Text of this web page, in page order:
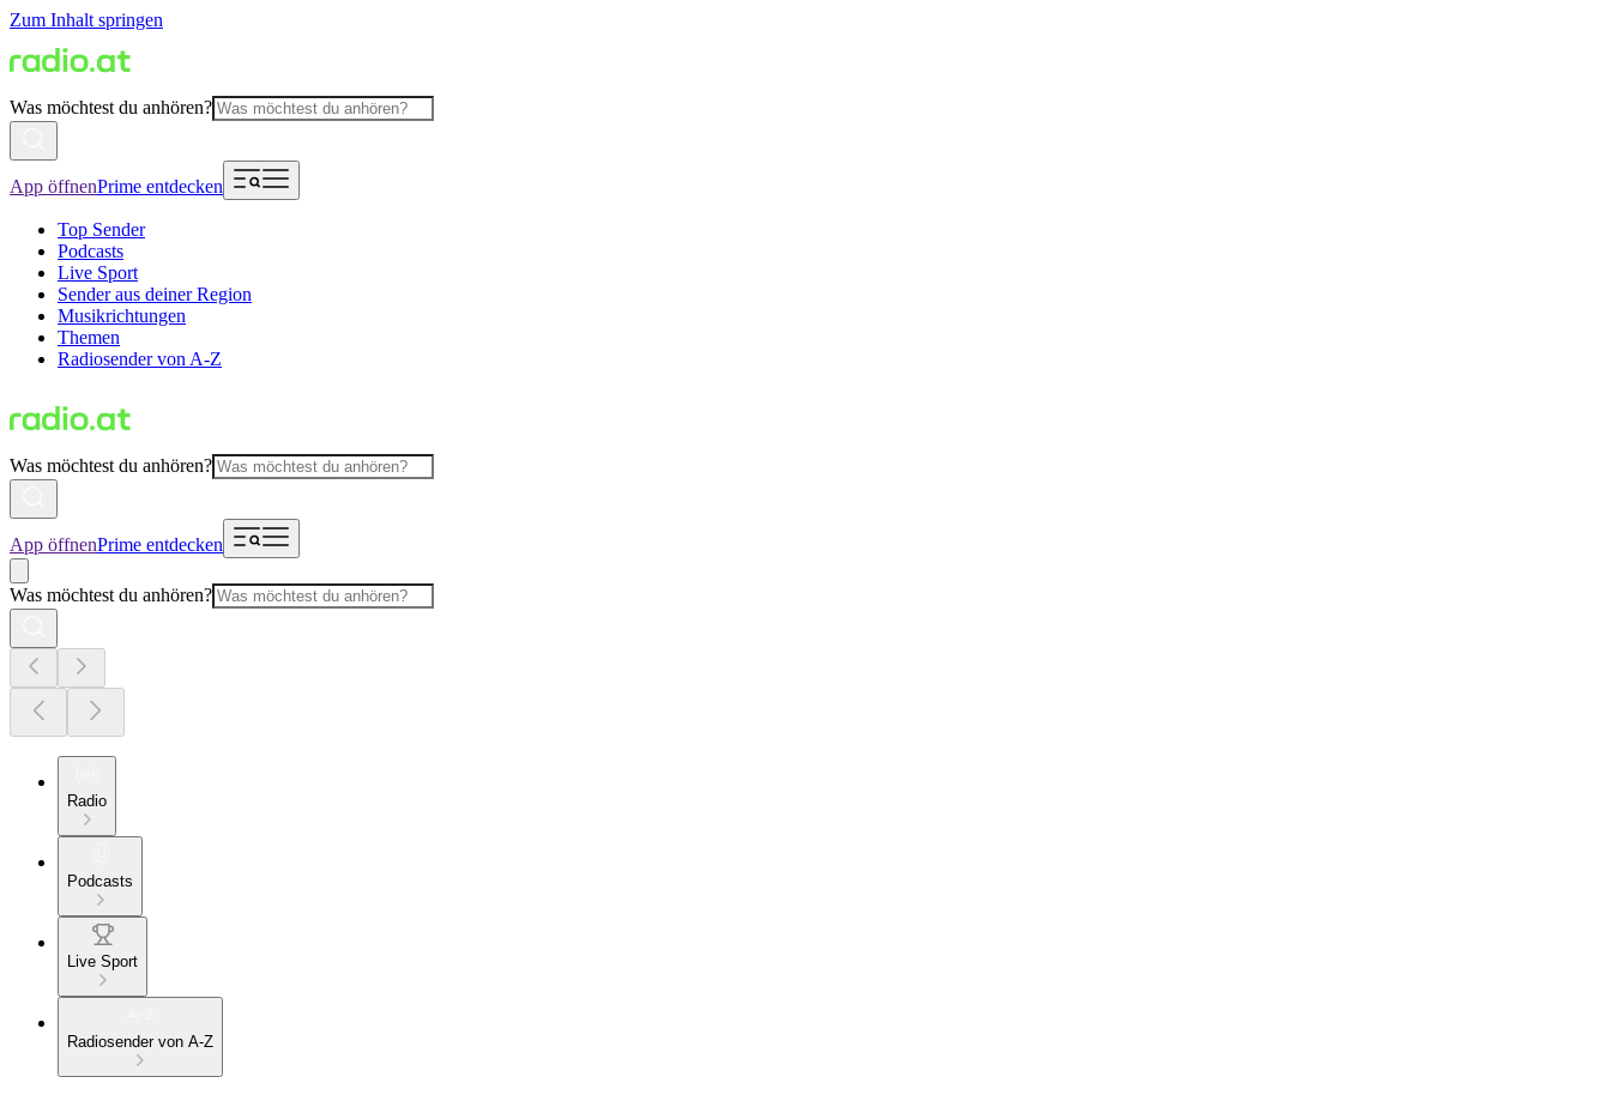
Zum Inhalt springen
Was möchtest du anhören?
App öffnenPrime entdecken
Top Sender
Podcasts
Live Sport
Sender aus deiner Region
Musikrichtungen
Themen
Radiosender von A-Z
Was möchtest du anhören?
App öffnenPrime entdecken
Was möchtest du anhören?
Radio
Podcasts
Live Sport
Radiosender von A-Z